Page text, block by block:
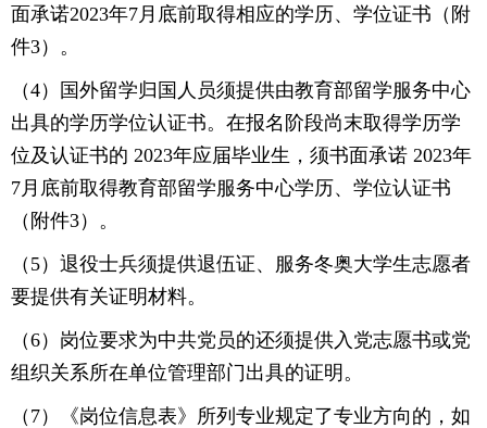
面承诺2023年7月底前取得相应的学历、学位证书（附
件3）。
（4）国外留学归国人员须提供由教育部留学服务中心
出具的学历学位认证书。在报名阶段尚末取得学历学
位及认证书的 2023年应届毕业生，须书面承诺 2023年
7月底前取得教育部留学服务中心学历、学位认证书
（附件3）。
（5）退役士兵须提供退伍证、服务冬奥大学生志愿者
要提供有关证明材料。
（6）岗位要求为中共党员的还须提供入党志愿书或党
组织关系所在单位管理部门出具的证明。
（7）《岗位信息表》所列专业规定了专业方向的，如